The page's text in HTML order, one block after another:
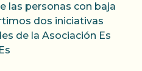
las personas con baja
dos iniciativas
de la Asociación Es